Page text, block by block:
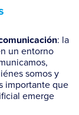
: la
un entorno
somos y
importante que
emerge